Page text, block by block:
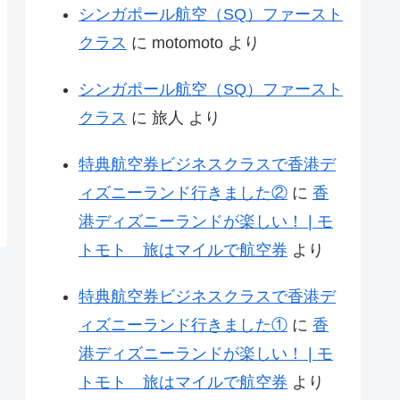
シンガポール航空（SQ）ファースト
クラス に motomoto より
シンガポール航空（SQ）ファースト
クラス に 旅人 より
特典航空券ビジネスクラスで香港デ
ィズニーランド行きました② に 香
港ディズニーランドが楽しい！ | モ
トモト 旅はマイルで航空券 より
特典航空券ビジネスクラスで香港デ
ィズニーランド行きました① に 香
港ディズニーランドが楽しい！ | モ
トモト 旅はマイルで航空券 より